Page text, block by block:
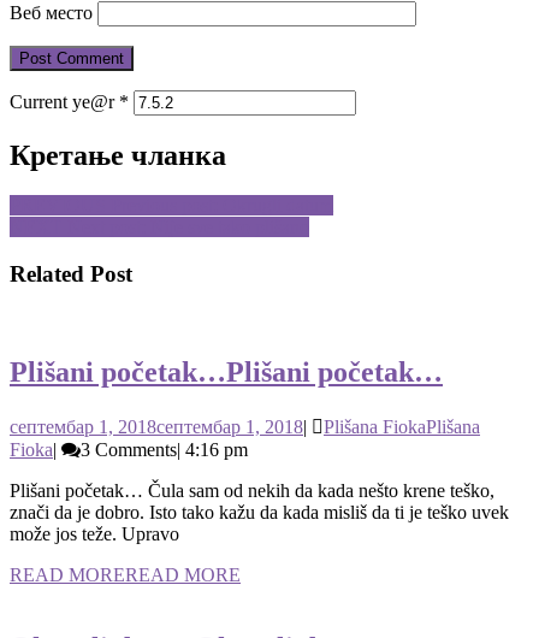
Веб место
Current ye@r *
Кретање чланка
Related Post
Plišani početak…Plišani početak…
септембар 1, 2018септембар 1, 2018| Plišana FiokaPlišana
Fioka| 3 Comments| 4:16 pm
Plišani početak… Čula sam od nekih da kada nešto krene teško,
znači da je dobro. Isto tako kažu da kada misliš da ti je teško uvek
može jos teže. Upravo
READ MOREREAD MORE